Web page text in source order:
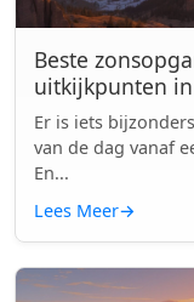
Beste
uitkijkpunten in
Er is iets
van de dag vanaf
En...
Lees Meer→